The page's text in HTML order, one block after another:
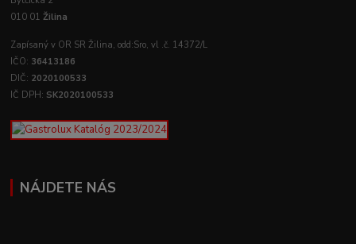
010 01Žilina
Zapísaný v OR SR Žilina, odd:Sro, vl .č. 14372/L
IČO: 36413186
DIČ: 2020100533
IČ DPH: SK2020100533
NÁJDETE NÁS